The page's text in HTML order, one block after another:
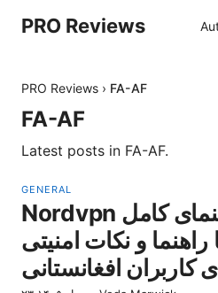
PRO Reviews
PRO Reviews › FA-AF
FA-AF
Latest posts in FA-AF.
GENERAL
Nordvpn برای ویندوز راهنمای کامل
و نکات امنیتی
کاربران افغانستانی